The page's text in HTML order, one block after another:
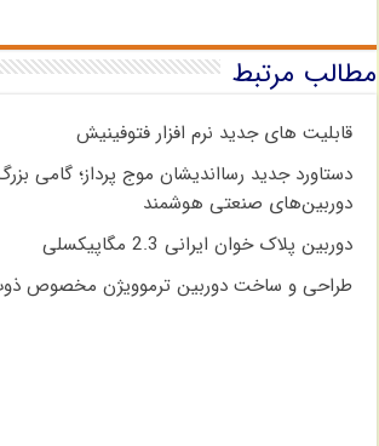
مطالب مرتبط
قابلیت های جدید نرم افزار فتوفینیش
دستاورد جدید رسااندیشان موج پرداز؛ گامی
دوربین‌های صنعتی هوشمند
دوربین پلاک خوان ایرانی 2.3 مگاپیکسلی
طراحی و ساخت دوربین ترموویژن مخصوص